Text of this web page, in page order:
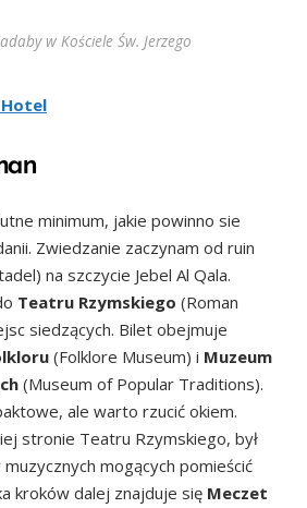
w Kościele Św. Jerzego
minimum, jakie powinno sie
Zwiedzanie zaczynam od ruin
na szczycie Jebel Al Qala.
Teatru Rzymskiego (Roman
siedzących. Bilet obejmuje
(Folklore Museum) i Muzeum
(Museum of Popular Traditions).
ale warto rzucić okiem.
stronie Teatru Rzymskiego, był
mogących pomieścić
kroków dalej znajduje się Meczet